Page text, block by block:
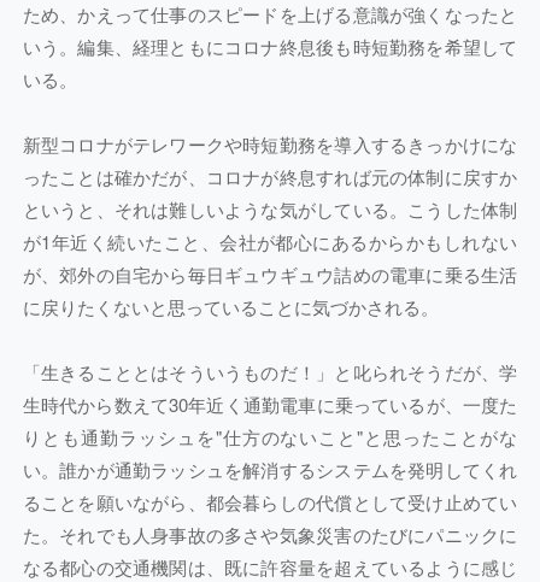
ため、かえって仕事のスピードを上げる意識が強くなったと
いう。編集、経理ともにコロナ終息後も時短勤務を希望して
いる。
新型コロナがテレワークや時短勤務を導入するきっかけにな
ったことは確かだが、コロナが終息すれば元の体制に戻すか
というと、それは難しいような気がしている。こうした体制
が1年近く続いたこと、会社が都心にあるからかもしれない
が、郊外の自宅から毎日ギュウギュウ詰めの電車に乗る生活
に戻りたくないと思っていることに気づかされる。
「生きることとはそういうものだ！」と叱られそうだが、学
生時代から数えて30年近く通勤電車に乗っているが、一度た
りとも通勤ラッシュを"仕方のないこと"と思ったことがな
い。誰かが通勤ラッシュを解消するシステムを発明してくれ
ることを願いながら、都会暮らしの代償として受け止めてい
た。それでも人身事故の多さや気象災害のたびにパニックに
なる都心の交通機関は、既に許容量を超えているように感じ